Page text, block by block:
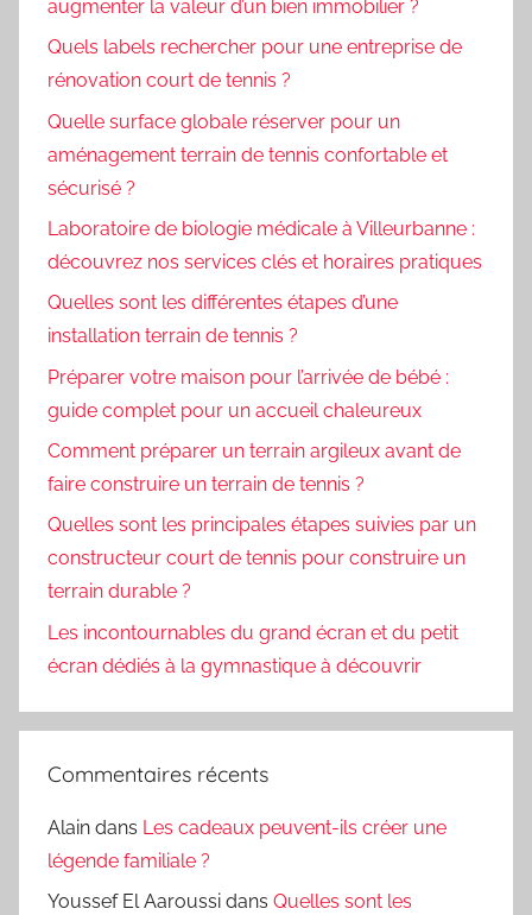
augmenter la valeur d’un bien immobilier ?
Quels labels rechercher pour une entreprise de
rénovation court de tennis ?
Quelle surface globale réserver pour un
aménagement terrain de tennis confortable et
sécurisé ?
Laboratoire de biologie médicale à Villeurbanne :
découvrez nos services clés et horaires pratiques
Quelles sont les différentes étapes d’une
installation terrain de tennis ?
Préparer votre maison pour l’arrivée de bébé :
guide complet pour un accueil chaleureux
Comment préparer un terrain argileux avant de
faire construire un terrain de tennis ?
Quelles sont les principales étapes suivies par un
constructeur court de tennis pour construire un
terrain durable ?
Les incontournables du grand écran et du petit
écran dédiés à la gymnastique à découvrir
Commentaires récents
Alain dans Les cadeaux peuvent-ils créer une
légende familiale ?
Youssef El Aaroussi dans Quelles sont les